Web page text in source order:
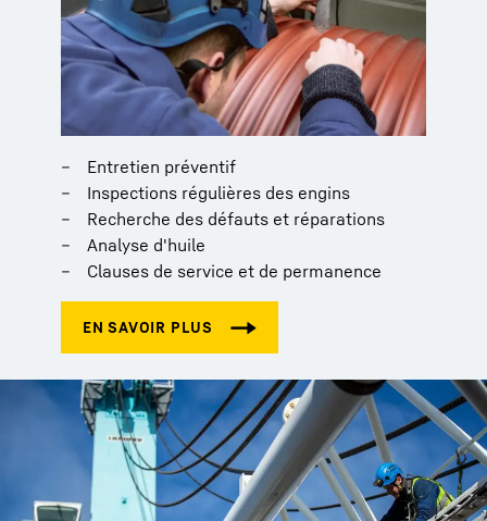
Entretien préventif
Inspections régulières des engins
Recherche des défauts et réparations
Analyse d'huile
Clauses de service et de permanence